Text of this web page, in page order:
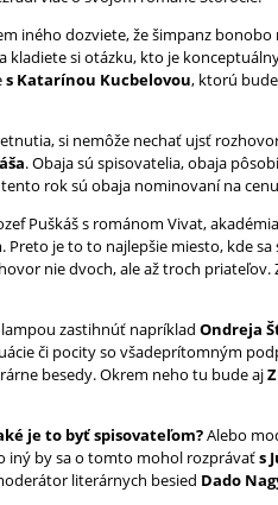
iného dozviete, že šimpanz bonobo
kladiete si otázku, kto je
s Katarínou Kucbelovou, ktorú
si nemôže nechať ujsť
. Obaja sú spisovatelia, obaja
rok sú obaja nominovaní na
Puškáš s románom Vivat,
je to to najlepšie miesto, kde
nie dvoch, ale až troch
zastihnúť napríklad Ondreja
či pocity so všadeprítomným
besedy. Okrem neho tu bude aj
je to byť spisovateľom?Alebo
iný by sa o tomto mohol rozprávaťs
literárnych besied Dado